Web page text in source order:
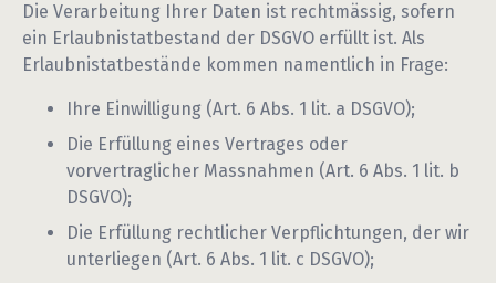
Die Verarbeitung Ihrer Daten ist rechtmässig, sofern
ein Erlaubnistatbestand der DSGVO erfüllt ist. Als
Erlaubnistatbestände kommen namentlich in Frage:
Ihre Einwilligung (Art. 6 Abs. 1 lit. a DSGVO);
Die Erfüllung eines Vertrages oder
vorvertraglicher Massnahmen (Art. 6 Abs. 1 lit. b
DSGVO);
Die Erfüllung rechtlicher Verpflichtungen, der wir
unterliegen (Art. 6 Abs. 1 lit. c DSGVO);